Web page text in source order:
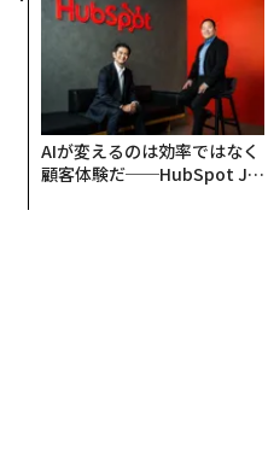
われる新たな判断軸
AIが変えるのは効率ではなく
顧客体験だ──HubSpot Ja